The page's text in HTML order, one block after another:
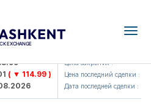
AJ)
( ▼ 114.99 )
Цена закрытия :
Цена последний сделки :
Дата последней сделки :